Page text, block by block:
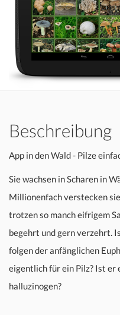
Beschreibung
App in den Wald - Pilze
Sie wachsen in Scharen in
Millionenfach verstecken
trotzen so manch eifrigem
begehrt und gern verzehrt.
folgen der anfänglichen
eigentlich für ein Pilz? Ist
halluzinogen?